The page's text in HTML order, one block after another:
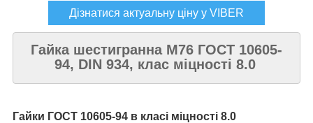
Дізнатися актуальну ціну у VIBER
Гайка шестигранна М76 ГОСТ 10605-
94, DIN 934, клас міцності 8.0
Гайки ГОСТ 10605-94 в класі міцності 8.0